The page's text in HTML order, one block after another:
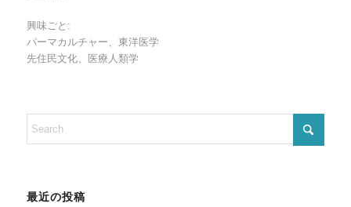
興味ごと:
パーマカルチャー、東洋医学
先住民文化、医療人類学
最近の投稿